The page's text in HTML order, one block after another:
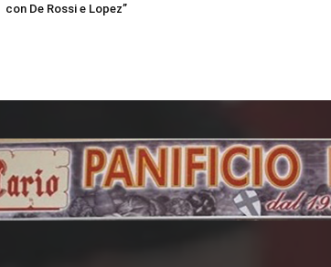
con De Rossi e Lopez”